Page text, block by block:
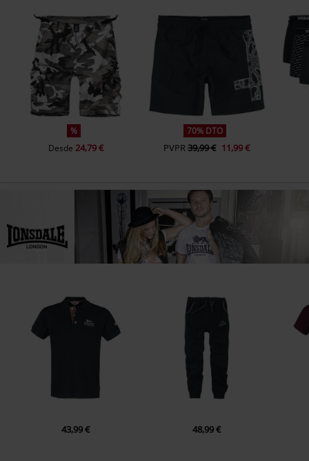
%
Desde 24,79 €
70% DTO
PVPR39,99 € 11,99 €
43,99 € 48,99 €